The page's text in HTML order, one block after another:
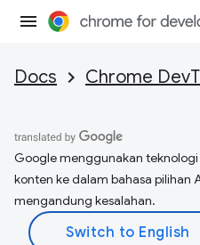
Docs Chrome
Google menggunakan
konten ke dalam bahasa pilihan
mengandung kesalahan.